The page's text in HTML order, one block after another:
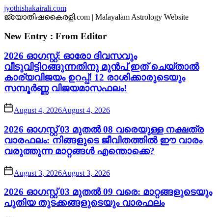
Skip
to
content
jyothishakairali.com
ജ്യോതിഷകൈരളി.com | Malayalam Astrology Website
New Entry : From Editor
2026 ഓഗസ്റ്റ്: ഓരോ ദിവസവും
വീടുവിട്ടിറങ്ങുന്നതിനു മുൻപ് ഇത് ചെയ്താൽ
കാര്യവിജയം ഉറപ്പ്! 12 രാശിക്കാരുടെയും
സമ്പൂർണ്ണ വിജയമാസഫലം!
August 4, 2026August 4, 2026
2026 ഓഗസ്റ്റ് 03 മുതൽ 08 വരെയുള്ള നക്ഷത്ര
വാരഫലം: നിങ്ങളുടെ ജീവിതത്തിൽ ഈ വാരം
വരുത്തുന്ന മാറ്റങ്ങൾ എന്തൊക്കെ?
August 3, 2026August 3, 2026
2026 ഓഗസ്റ്റ് 03 മുതൽ 09 വരെ: മാറ്റങ്ങളുടെയും
പുതിയ തുടക്കങ്ങളുടെയും വാരഫലം